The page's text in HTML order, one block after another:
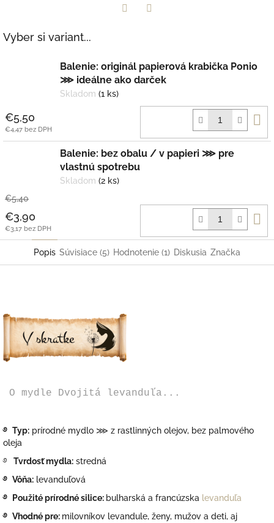
Vyber si variant...
Balenie: originál papierová krabička Ponio
⋙ ideálne ako darček
Skladom (1 ks)
€5,50
€4,47 bez DPH
Balenie: bez obalu / v papieri ⋙ pre
vlastnú spotrebu
Skladom (2 ks)
€5,40
€3,90
€3,17 bez DPH
Popis Súvisiace (5) Hodnotenie (1) Diskusia Značka
O mydle Dvojitá levanduľa...
࿔ Typ: prírodné mydlo ⋙ z rastlinných olejov, bez palmového
oleja
࿔
Tvrdosť mydla: stredná
࿔ Vôňa: levanduľová
࿔
Použité prírodné silice: bulharská a francúzska levanduľa
࿔ Vhodné pre: milovníkov levandule, ženy, mužov a deti, aj